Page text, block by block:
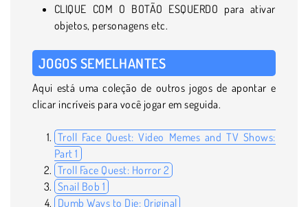
CLIQUE COM O BOTÃO ESQUERDO para ativar
objetos, personagens etc.
JOGOS SEMELHANTES
Aqui está uma coleção de outros jogos de apontar e
clicar incríveis para você jogar em seguida.
Troll Face Quest: Video Memes and TV Shows:
Part 1
Troll Face Quest: Horror 2
Snail Bob 1
Dumb Ways to Die: Original